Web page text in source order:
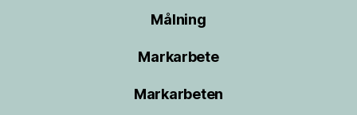
Målning
Markarbete
Markarbeten